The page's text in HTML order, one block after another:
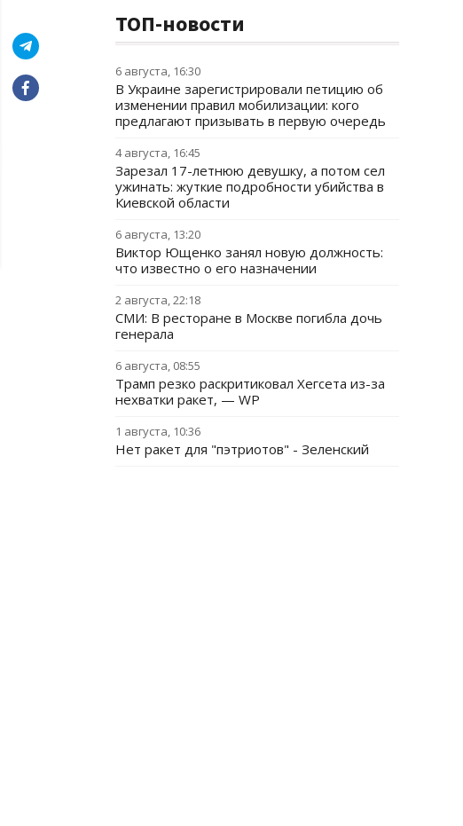
ТОП-новости
6 августа, 16:30
В Украине зарегистрировали петицию об
изменении правил мобилизации: кого
предлагают призывать в первую очередь
4 августа, 16:45
Зарезал 17-летнюю девушку, а потом сел
ужинать: жуткие подробности убийства в
Киевской области
6 августа, 13:20
Виктор Ющенко занял новую должность:
что известно о его назначении
2 августа, 22:18
СМИ: В ресторане в Москве погибла дочь
генерала
6 августа, 08:55
Трамп резко раскритиковал Хегсета из-за
нехватки ракет, — WP
1 августа, 10:36
Нет ракет для "пэтриотов" - Зеленский